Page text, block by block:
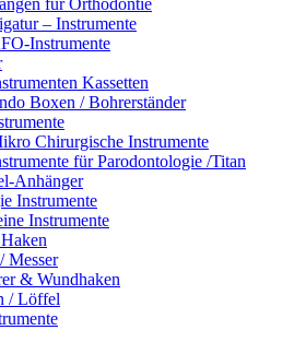
fur Orthodontie
– Instrumente
Instrumente
Kassetten
Boxen / Bohrerständer
Chirurgische Instrumente
für Parodontologie /Titan
Anhänger
Instrumente
Instrumente
Messer
& Wundhaken
/ Löffel